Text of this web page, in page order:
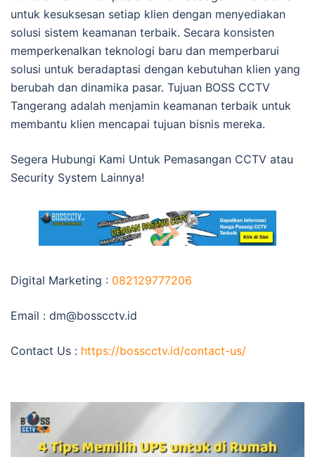
untuk kesuksesan setiap klien dengan menyediakan
solusi sistem keamanan terbaik. Secara konsisten
memperkenalkan teknologi baru dan memperbarui
solusi untuk beradaptasi dengan kebutuhan klien yang
berubah dan dinamika pasar. Tujuan BOSS CCTV
Tangerang adalah menjamin keamanan terbaik untuk
membantu klien mencapai tujuan bisnis mereka.
Segera Hubungi Kami Untuk Pemasangan CCTV atau
Security System Lainnya!
Digital Marketing : 082129777206
Email : dm@bosscctv.id
Contact Us : https://bosscctv.id/contact-us/